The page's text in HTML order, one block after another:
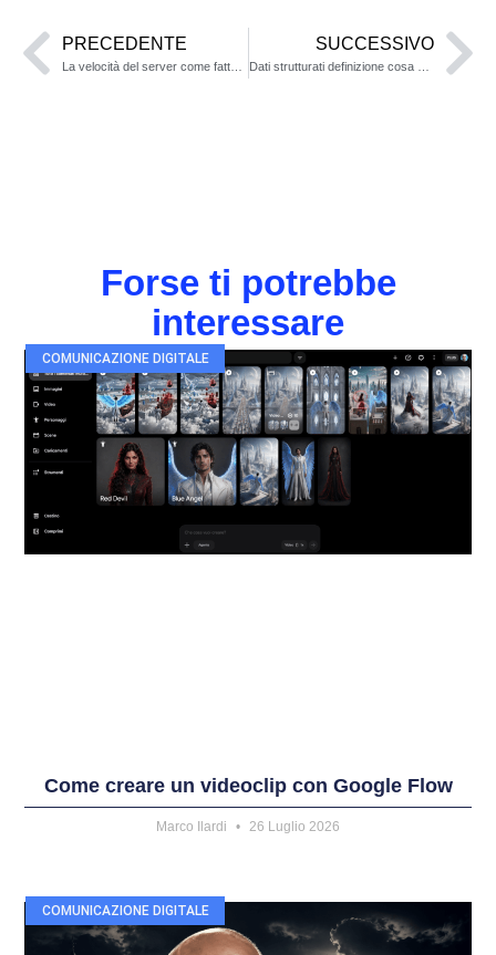
PRECEDENTE SUCCESSIVO
Forse ti potrebbe
interessare
COMUNICAZIONE DIGITALE
Come creare un videoclip con Google Flow
Marco Ilardi 26 Luglio 2026
COMUNICAZIONE DIGITALE